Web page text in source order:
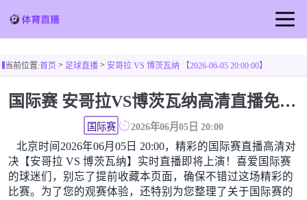
篮球直播
当前位置:首页> 足球直播> 安哥拉 VS 博茨瓦纳 【2026-06-05 20:00:00】
国际赛 安哥拉VS博茨瓦纳高清直播免费观看
国际赛 2026年06月05日 20:00
北京时间2026年06月05日 20:00，精彩的国际赛直播高清对
决【安哥拉 VS 博茨瓦纳】实时直播即将上演！喜爱国际赛
的球迷们，别忘了提前收藏本页面，确保不错过这场精彩的
比赛。为了您的观赛体验，还特别为您整理了关于国际赛的